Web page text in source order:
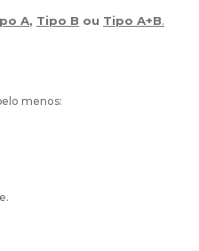
A, Tipo B ou Tipo A+B.
menos: